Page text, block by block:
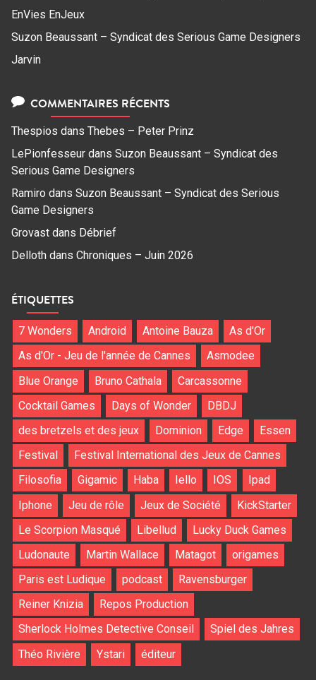
EnVies EnJeux
Suzon Beaussant – Syndicat des Serious Game Designers
Jarvin
COMMENTAIRES RÉCENTS
Thespios dans Thebes – Peter Prinz
LePionfesseur dans Suzon Beaussant – Syndicat des
Serious Game Designers
Ramiro dans Suzon Beaussant – Syndicat des Serious
Game Designers
Grovast dans Débrief
Delloth dans Chroniques – Juin 2026
ÉTIQUETTES
7 Wonders Android Antoine Bauza
As d'Or
As d'Or - Jeu de l'année de Cannes
Asmodee
Blue Orange
Bruno Cathala
Carcassonne
Cocktail Games
Days of Wonder
DBDJ
des bretzels et des jeux
Dominion Edge
Essen
Festival
Festival International des Jeux de Cannes
Filosofia
Gigamic Haba Iello IOS
Ipad
Iphone
Jeu de rôle Jeux de Société
KickStarter
Le Scorpion Masqué
Libellud
Lucky Duck Games
Ludonaute
Martin Wallace Matagot
origames
Paris est Ludique
podcast
Ravensburger
Reiner Knizia
Repos Production
Sherlock Holmes Detective Conseil
Spiel des Jahres
Théo Rivière
Ystari éditeur